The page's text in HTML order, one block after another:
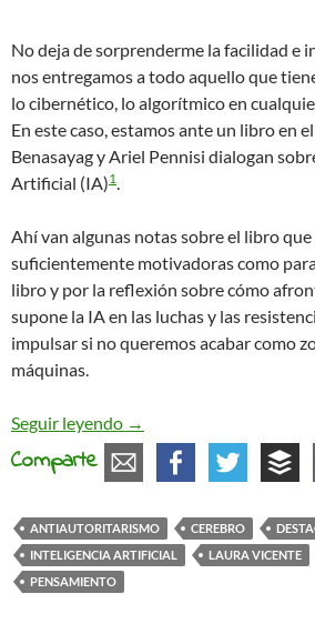
No deja de sorprenderme la facilidad e
nos entregamos a todo aquello que
lo cibernético, lo algorítmico en
En este caso, estamos ante un libro en
Benasayag y Ariel Pennisi dialogan
Artificial (IA)1.
Ahí van algunas notas sobre el libro
suficientemente motivadoras como
libro y por la reflexión sobre cómo
supone la IA en las luchas y las
impulsar si no queremos acabar como
máquinas.
Seguir leyendo La inteligencia artificial
→
Comparte
ANTIAUTORITARISMO CEREBRO
INTELIGENCIA ARTIFICIAL
LAURA VICENTE
PENSAMIENTO